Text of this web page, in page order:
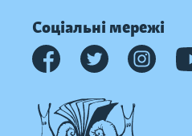
Соціальні мережі